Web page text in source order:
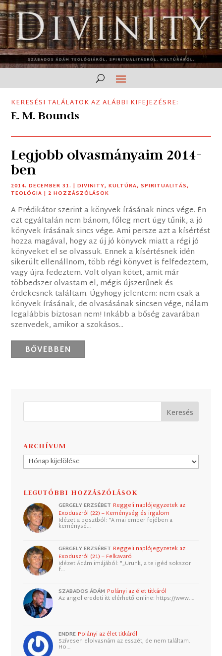
KERESÉSI TALÁLATOK AZ ALÁBBI KIFEJEZÉSRE:
E. M. Bounds
Legjobb olvasmányaim 2014-
ben
2014. DECEMBER 31. |DIVINITY,KULTÚRA,SPIRITUALITÁS,
TEOLÓGIA | 2 HOZZÁSZÓLÁSOK
A Prédikátor szerint a könyvek írásának nincs vége. Én
ezt egyáltalán nem bánom, főleg mert úgy tűnik, a jó
könyvek írásának sincs vége. Ami persze azt a kísértést
hozza magával, hogy az új jó könyvek miatt a régi jó
könyveket el se olvassuk. Ennek a kísértésnek idén
sikerült ellenállnom, több régi könyvet is felfedeztem,
vagy újra fedeztem. Volt olyan kötet, amit már
többedszer olvastam el, mégis újszerűnek és
érdekesnek találtam. Úgyhogy jelentem: nem csak a
könyvek írásának, de olvasásának sincsen vége, nálam
legalábbis biztosan nem! Inkább a bőség zavarában
szenvedek, amikor a szokásos...
BŐVEBBEN
ARCHÍVUM
Archívum
LEGUTÓBBI HOZZÁSZÓLÁSOK
GERGELY ERZSÉBET Reggeli naplójegyzetek az
Exoduszról (22) – Keménység és irgalom
Idézet a posztból: "A mai ember fejében a
keménysé…
GERGELY ERZSÉBET Reggeli naplójegyzetek az
Exoduszról (21) – Felkavaró
Idézet Ádám imájából: "„Urunk, a te igéd sokszor
f…
SZABADOS ÁDÁM Polányi az élet titkáról
Az angol eredeti itt elérhető online: https://www.…
ENDRE Polányi az élet titkáról
Szívesen elolvasnám az esszét, de nem találtam.
Ho…